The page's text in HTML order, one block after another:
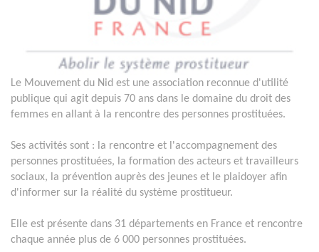
Le Mouvement du Nid est une association reconnue d'utilité
publique qui agit depuis 70 ans dans le domaine du droit des
femmes en allant à la rencontre des personnes prostituées.
Ses activités sont : la rencontre et l'accompagnement des
personnes prostituées, la formation des acteurs et travailleurs
sociaux, la prévention auprès des jeunes et le plaidoyer afin
d'informer sur la réalité du système prostitueur.
Elle est présente dans 31 départements en France et rencontre
chaque année plus de 6 000 personnes prostituées.